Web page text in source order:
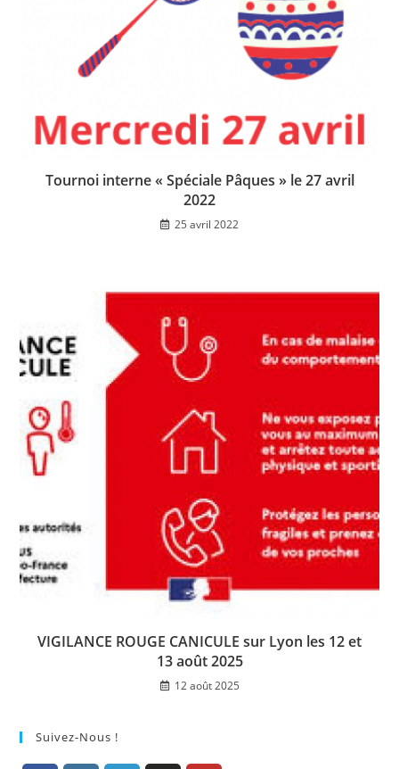
Tournoi interne « Spéciale Pâques » le 27 avril
2022
25 avril 2022
VIGILANCE ROUGE CANICULE sur Lyon les 12 et
13 août 2025
12 août 2025
Suivez-Nous !